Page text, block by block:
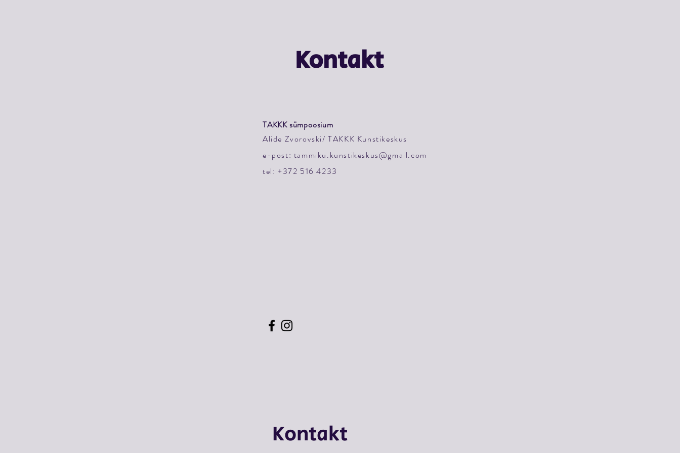
Kontakt
TAKKK sümpoosium
Alide Zvorovski/ TAKKK Kunstikeskus
e-post: tammiku.kunstikeskus@gmail.com
tel: +372 516 4233
Kontakt